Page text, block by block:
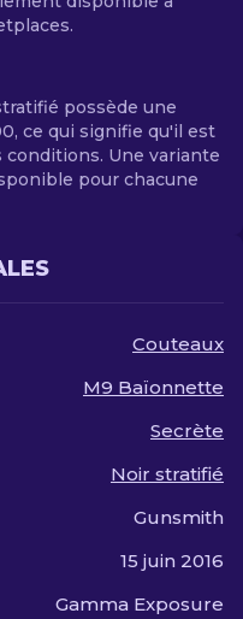
possède une
ce qui signifie qu'il est
Une variante
pour chacune
Couteaux
M9 Baïonnette
Secrète
Noir stratifié
Gunsmith
15 juin 2016
Gamma Exposure